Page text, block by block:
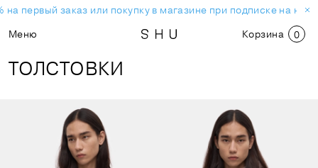
первый заказ или покупку в магазине при подписке на
Меню
Корзина 0
ТОЛСТОВКИ